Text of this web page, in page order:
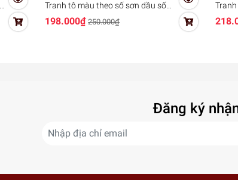
Tranh tô màu theo số sơn dầu số
hóa Gam Đèn lồng tình yêu TY4070
198.000₫ 250.000₫
Tranh
hoa
Đăng ký